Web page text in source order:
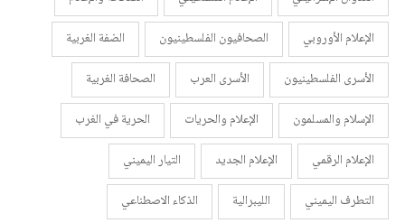
الإعلام الأوروبي
الصحافيون الفلسطينيون
الضفة الغربية
الأسرى الفلسطينيون
الأسرى العرب
الصحافة الغربية
الإسلام والمسلمون
الإعلام والحريات
الحرية في الغرب
الإعلام الرقمي
الإعلام الجديد
التيار اليميني
التطرف اليميني
الليبرالية
الذكاء الاصطناعي